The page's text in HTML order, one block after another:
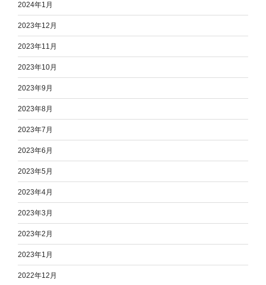
2024年1月
2023年12月
2023年11月
2023年10月
2023年9月
2023年8月
2023年7月
2023年6月
2023年5月
2023年4月
2023年3月
2023年2月
2023年1月
2022年12月